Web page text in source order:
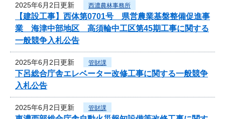
2025年6月2日更新 西濃農林事務所
【建設工事】西体第0701号 県営農業基盤整備促進事
業 海津中部地区 高須輪中工区第45期工事に関する
一般競争入札公告
2025年6月2日更新 管財課
下呂総合庁舎エレベーター改修工事に関する一般競争
入札公告
2025年6月2日更新 管財課